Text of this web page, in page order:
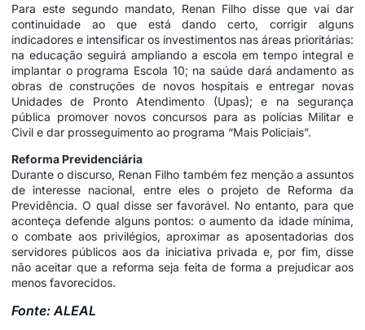
Para este segundo mandato, Renan Filho disse que vai dar
continuidade ao que está dando certo, corrigir alguns
indicadores e intensificar os investimentos nas áreas prioritárias:
na educação seguirá ampliando a escola em tempo integral e
implantar o programa Escola 10; na saúde dará andamento as
obras de construções de novos hospitais e entregar novas
Unidades de Pronto Atendimento (Upas); e na segurança
pública promover novos concursos para as polícias Militar e
Civil e dar prosseguimento ao programa “Mais Policiais”.
Reforma Previdenciária
Durante o discurso, Renan Filho também fez menção a assuntos
de interesse nacional, entre eles o projeto de Reforma da
Previdência. O qual disse ser favorável. No entanto, para que
aconteça defende alguns pontos: o aumento da idade mínima,
o combate aos privilégios, aproximar as aposentadorias dos
servidores públicos aos da iniciativa privada e, por fim, disse
não aceitar que a reforma seja feita de forma a prejudicar aos
menos favorecidos.
Fonte: ALEAL